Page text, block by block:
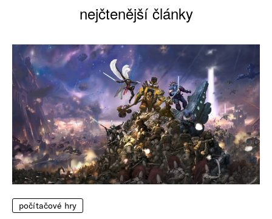
nejčtenější články
počítačové hry